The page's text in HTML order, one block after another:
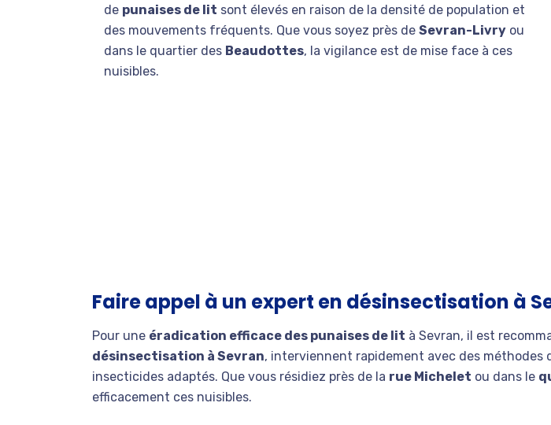
de punaises de lit sont élevés en raison de la densité de population et
des mouvements fréquents. Que vous soyez près de Sevran-Livry ou
dans le quartier des Beaudottes, la vigilance est de mise face à ces
nuisibles.
Faire appel à un expert en désinsectisation à
Pour une éradication efficace des punaises de lit à Sevran, il est
désinsectisation à Sevran, interviennent rapidement avec des
insecticides adaptés. Que vous résidiez près de la rue Michelet ou dans le
efficacement ces nuisibles.